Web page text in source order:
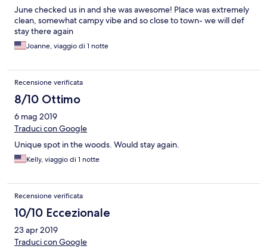
June checked us in and she was awesome! Place was extremely
clean, somewhat campy vibe and so close to town- we will def
stay there again
Joanne, viaggio di 1 notte
Recensione verificata
8/10 Ottimo
6 mag 2019
Traduci con Google
Unique spot in the woods. Would stay again.
Kelly, viaggio di 1 notte
Recensione verificata
10/10 Eccezionale
23 apr 2019
Traduci con Google